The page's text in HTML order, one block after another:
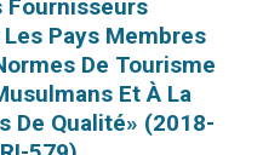
Fournisseurs
Pays Membres
De Tourisme
Et À La
De Qualité» (2018-